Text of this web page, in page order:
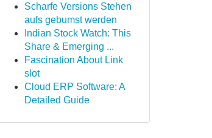
Scharfe Versions Stehen
aufs gebumst werden
Indian Stock Watch: This
Share & Emerging ...
Fascination About Link
slot
Cloud ERP Software: A
Detailed Guide